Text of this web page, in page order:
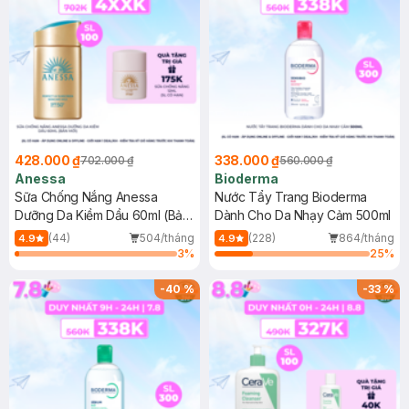
428.000 ₫702.000 ₫
Anessa
Sữa Chống Nắng Anessa
Dưỡng Da Kiềm Dầu 60ml (Bản
Mới)
4.9 (44)
504/tháng
3%
338.000 ₫560.000 ₫
Bioderma
Nước Tẩy Trang Bioderma
Dành Cho Da Nhạy Cảm 500ml
4.9 (228)
864/tháng
25%
-40% -33%